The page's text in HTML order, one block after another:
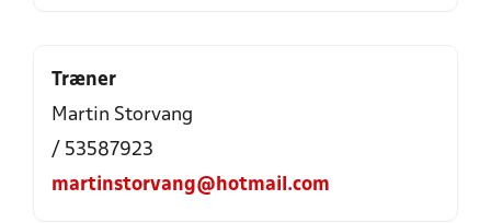
Træner
Martin Storvang
/ 53587923
martinstorvang@hotmail.com